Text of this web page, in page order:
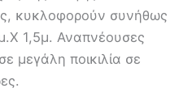
κυκλοφορούν συνήθως
1,5μ. Αναπνέουσες
μεγάλη ποικιλία σε